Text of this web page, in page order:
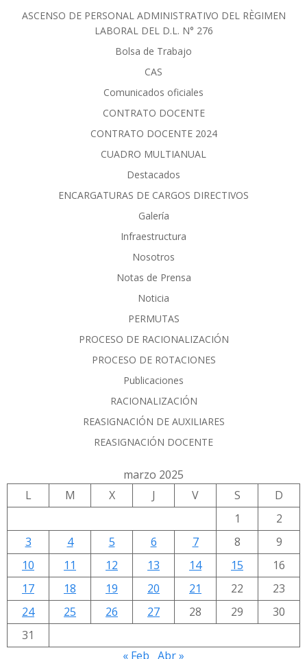
ASCENSO DE PERSONAL ADMINISTRATIVO DEL RÈGIMEN
LABORAL DEL D.L. N° 276
Bolsa de Trabajo
CAS
Comunicados oficiales
CONTRATO DOCENTE
CONTRATO DOCENTE 2024
CUADRO MULTIANUAL
Destacados
ENCARGATURAS DE CARGOS DIRECTIVOS
Galería
Infraestructura
Nosotros
Notas de Prensa
Noticia
PERMUTAS
PROCESO DE RACIONALIZACIÓN
PROCESO DE ROTACIONES
Publicaciones
RACIONALIZACIÓN
REASIGNACIÓN DE AUXILIARES
REASIGNACIÓN DOCENTE
marzo 2025
L
M X J V S
D
1
2
3
4 5 6 7 8
9
10
11 12 13 14 15
16
17
18 19 20 21 22
23
24
25 26 27 28 29
30
31
« Feb Abr »